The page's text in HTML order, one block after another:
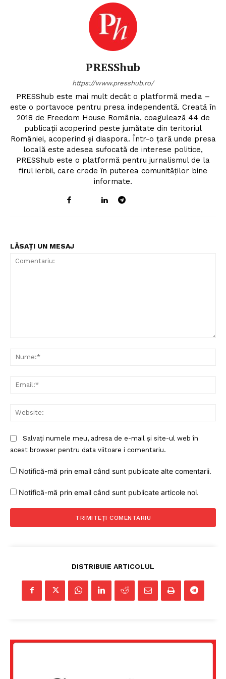
PRESShub
https://www.presshub.ro/
PRESShub este mai mult decât o platformă media –
este o portavoce pentru presa independentă. Creată în
2018 de Freedom House România, coagulează 44 de
publicații acoperind peste jumătate din teritoriul
României, acoperind și diaspora. Într-o țară unde presa
locală este adesea sufocată de interese politice,
PRESShub este o platformă pentru jurnalismul de la
firul ierbii, care crede în puterea comunităților bine
informate.
LĂSAȚI UN MESAJ
Salvați numele meu, adresa de e-mail și site-ul web în
acest browser pentru data viitoare i comentariu.
Notifică-mă prin email când sunt publicate alte comentarii.
Notifică-mă prin email când sunt publicate articole noi.
DISTRIBUIE ARTICOLUL